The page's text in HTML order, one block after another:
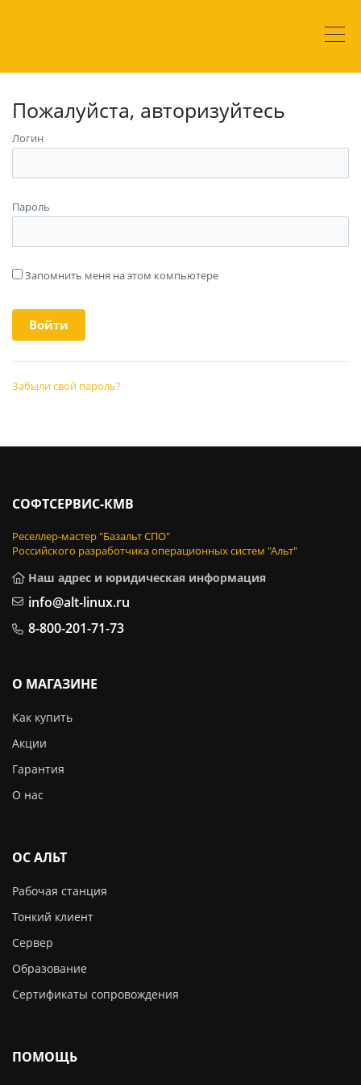
Пожалуйста, авторизуйтесь
Логин
Пароль
Запомнить меня на этом компьютере
Забыли свой пароль?
СОФТСЕРВИС-КМВ
Реселлер-мастер "Базальт СПО"
Российского разработчика операционных систем "Альт"
Наш адрес и юридическая информация
info@alt-linux.ru
8-800-201-71-73
О МАГАЗИНЕ
Как купить
Акции
Гарантия
О нас
ОС АЛЬТ
Рабочая станция
Тонкий клиент
Сервер
Образование
Сертификаты сопровождения
ПОМОЩЬ